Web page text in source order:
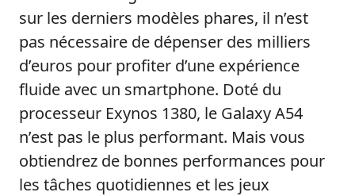
sur les derniers modèles phares, il n’est
pas nécessaire de dépenser des milliers
d’euros pour profiter d’une expérience
fluide avec un smartphone. Doté du
processeur Exynos 1380, le Galaxy A54
n’est pas le plus performant. Mais vous
obtiendrez de bonnes performances pour
les tâches quotidiennes et les jeux